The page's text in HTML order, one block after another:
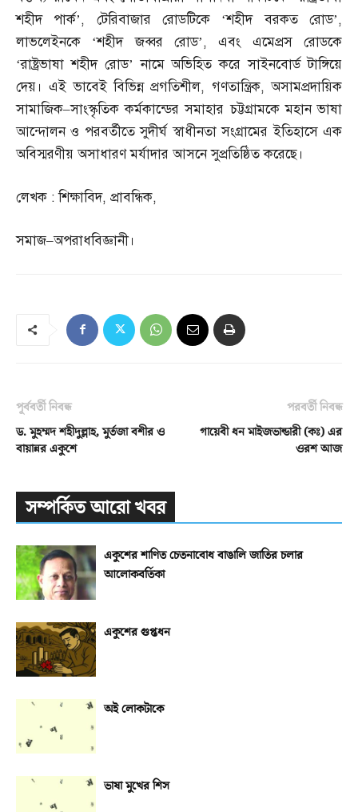
শহীদ পার্ক’, টেরিবাজার রোডটিকে ‘শহীদ বরকত রোড’,
লাভলেইনকে ‘শহীদ জব্বর রোড’,এবং এমেপ্রস রোডকে
‘রাষ্ট্রভাষা শহীদ রোড’ নামে অভিহিত করে সাইনবোর্ড টাঙ্গিয়ে
দেয়। এই ভাবেই বিভিন্ন প্রগতিশীল, গণতান্ত্রিক,অসামপ্রদায়িক
সামাজিক–সাংস্কৃতিক কর্মকান্ডের সমাহার চট্টগ্রামকে মহান ভাষা
আন্দোলন ও পরবর্তীতে সুদীর্ঘ স্বাধীনতা সংগ্রামের ইতিহাসে এক
অবিস্মরণীয় অসাধারণ মর্যাদার আসনে সুপ্রতিষ্ঠিত করেছে।
লেখক :শিক্ষাবিদ, প্রাবন্ধিক,
সমাজ–অপরাধবিজ্ঞানী।
পূর্ববর্তী নিবন্ধ
ড. মুহম্মদ শহীদুল্লাহ, মুর্তজা বশীর ও
বায়ান্নর একুশে
পরবর্তী নিবন্ধ
গায়েবী ধন মাইজভান্ডারী (কঃ) এর
ওরশ আজ
সম্পর্কিত আরো খবর
একুশের শাণিত চেতনাবোধ বাঙালি জাতির চলার
আলোকবর্তিকা
একুশের গুপ্তধন
অই লোকটাকে
ভাষা মুখের শিস